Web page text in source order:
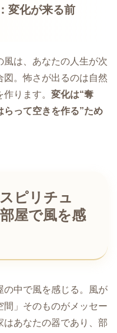
変化が来る前
風は、あなたの人生が次
。怖さが出るのは自然
ります。 変化は“奪
らって空きを作る”ため
ピリチュ
屋で風を感
の中で風を感じる。風が
間」そのものがメッセー
はあなたの器であり、部